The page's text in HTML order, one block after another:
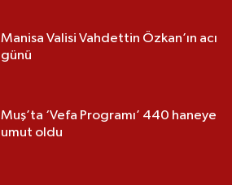
Manisa Valisi Vahdettin Özkan’ın acı
günü
Muş’ta ‘Vefa Programı’ 440 haneye
umut oldu